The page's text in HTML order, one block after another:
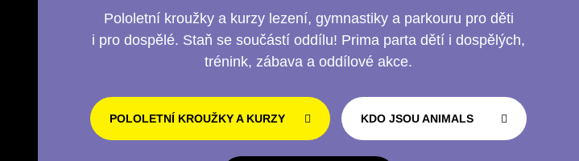
Pololetní kroužky a kurzy lezení, gymnastiky a parkouru pro děti
i pro dospělé. Staň se součástí oddílu! Prima parta dětí i dospělých,
trénink, zábava a oddílové akce.
POLOLETNÍ KROUŽKY A KURZY KDO JSOU ANIMALS